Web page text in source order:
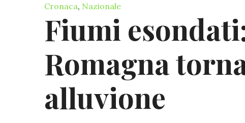
Cronaca, Nazionale
Fiumi
Romagna
alluvione